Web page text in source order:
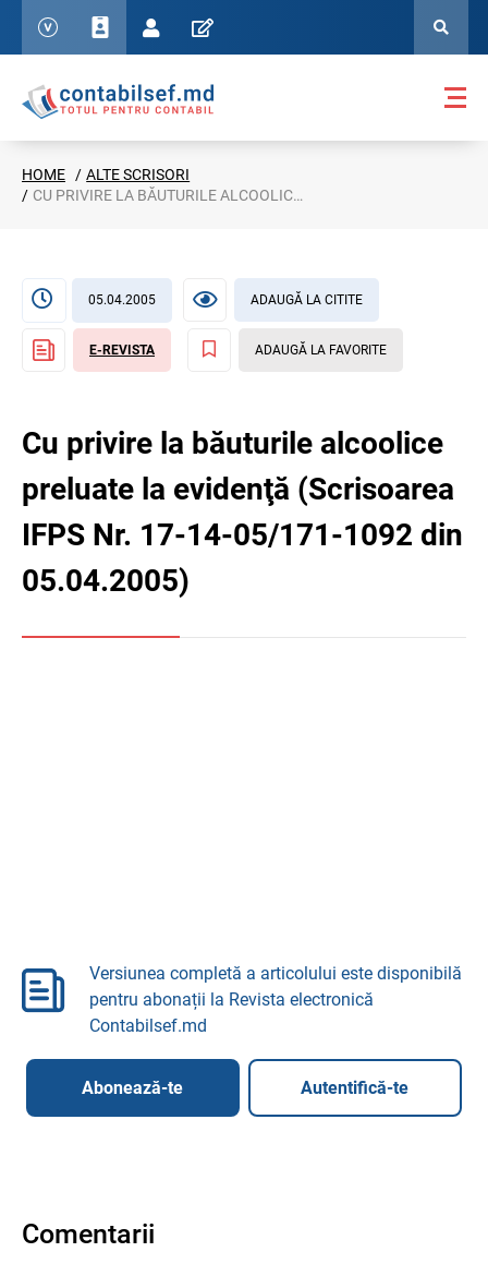
HOME
ALTE SCRISORI
CU PRIVIRE LA BĂUTURILE ALCOOLICE PRELUATE LA EVIDENŢĂ (SCRISOAREA IFPS NR. 17-14-05/171-1092 DIN 05.04.2005)
05.04.2005 ADAUGĂ LA CITITE
E-REVISTA ADAUGĂ LA FAVORITE
Cu privire la băuturile alcoolice
preluate la evidenţă (Scrisoarea
IFPS Nr. 17-14-05/171-1092 din
05.04.2005)
Versiunea completă a articolului este disponibilă
pentru abonații la Revista electronică
Contabilsef.md
Abonează-te Autentifică-te
Comentarii